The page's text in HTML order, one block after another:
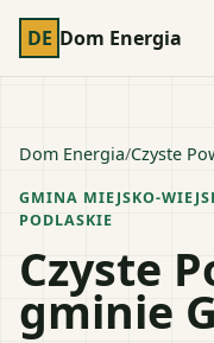
DE Dom Energia
Dom Energia/Czyste
GMINA MIEJSKO-
PODLASKIE
Czyste
gminie